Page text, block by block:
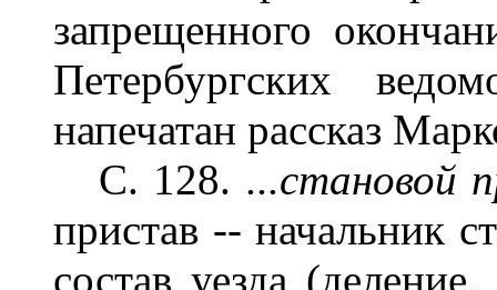
запрещенного
Петербургских
напечатан рассказ
С. 128. ...становой
пристав -- начальник
состав уезда